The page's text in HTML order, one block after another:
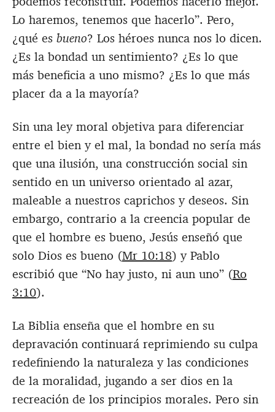
Lo haremos, tenemos que hacerlo”. Pero,
¿qué es bueno? Los héroes nunca nos lo dicen.
¿Es la bondad un sentimiento? ¿Es lo que
más beneficia a uno mismo? ¿Es lo que más
placer da a la mayoría?
Sin una ley moral objetiva para diferenciar
entre el bien y el mal, la bondad no sería más
que una ilusión, una construcción social sin
sentido en un universo orientado al azar,
maleable a nuestros caprichos y deseos. Sin
embargo, contrario a la creencia popular de
que el hombre es bueno, Jesús enseñó que
solo Dios es bueno (Mr 10:18) y Pablo
escribió que “No hay justo, ni aun uno” (Ro
3:10).
La Biblia enseña que el hombre en su
depravación continuará reprimiendo su culpa
redefiniendo la naturaleza y las condiciones
de la moralidad, jugando a ser dios en la
recreación de los principios morales. Pero sin